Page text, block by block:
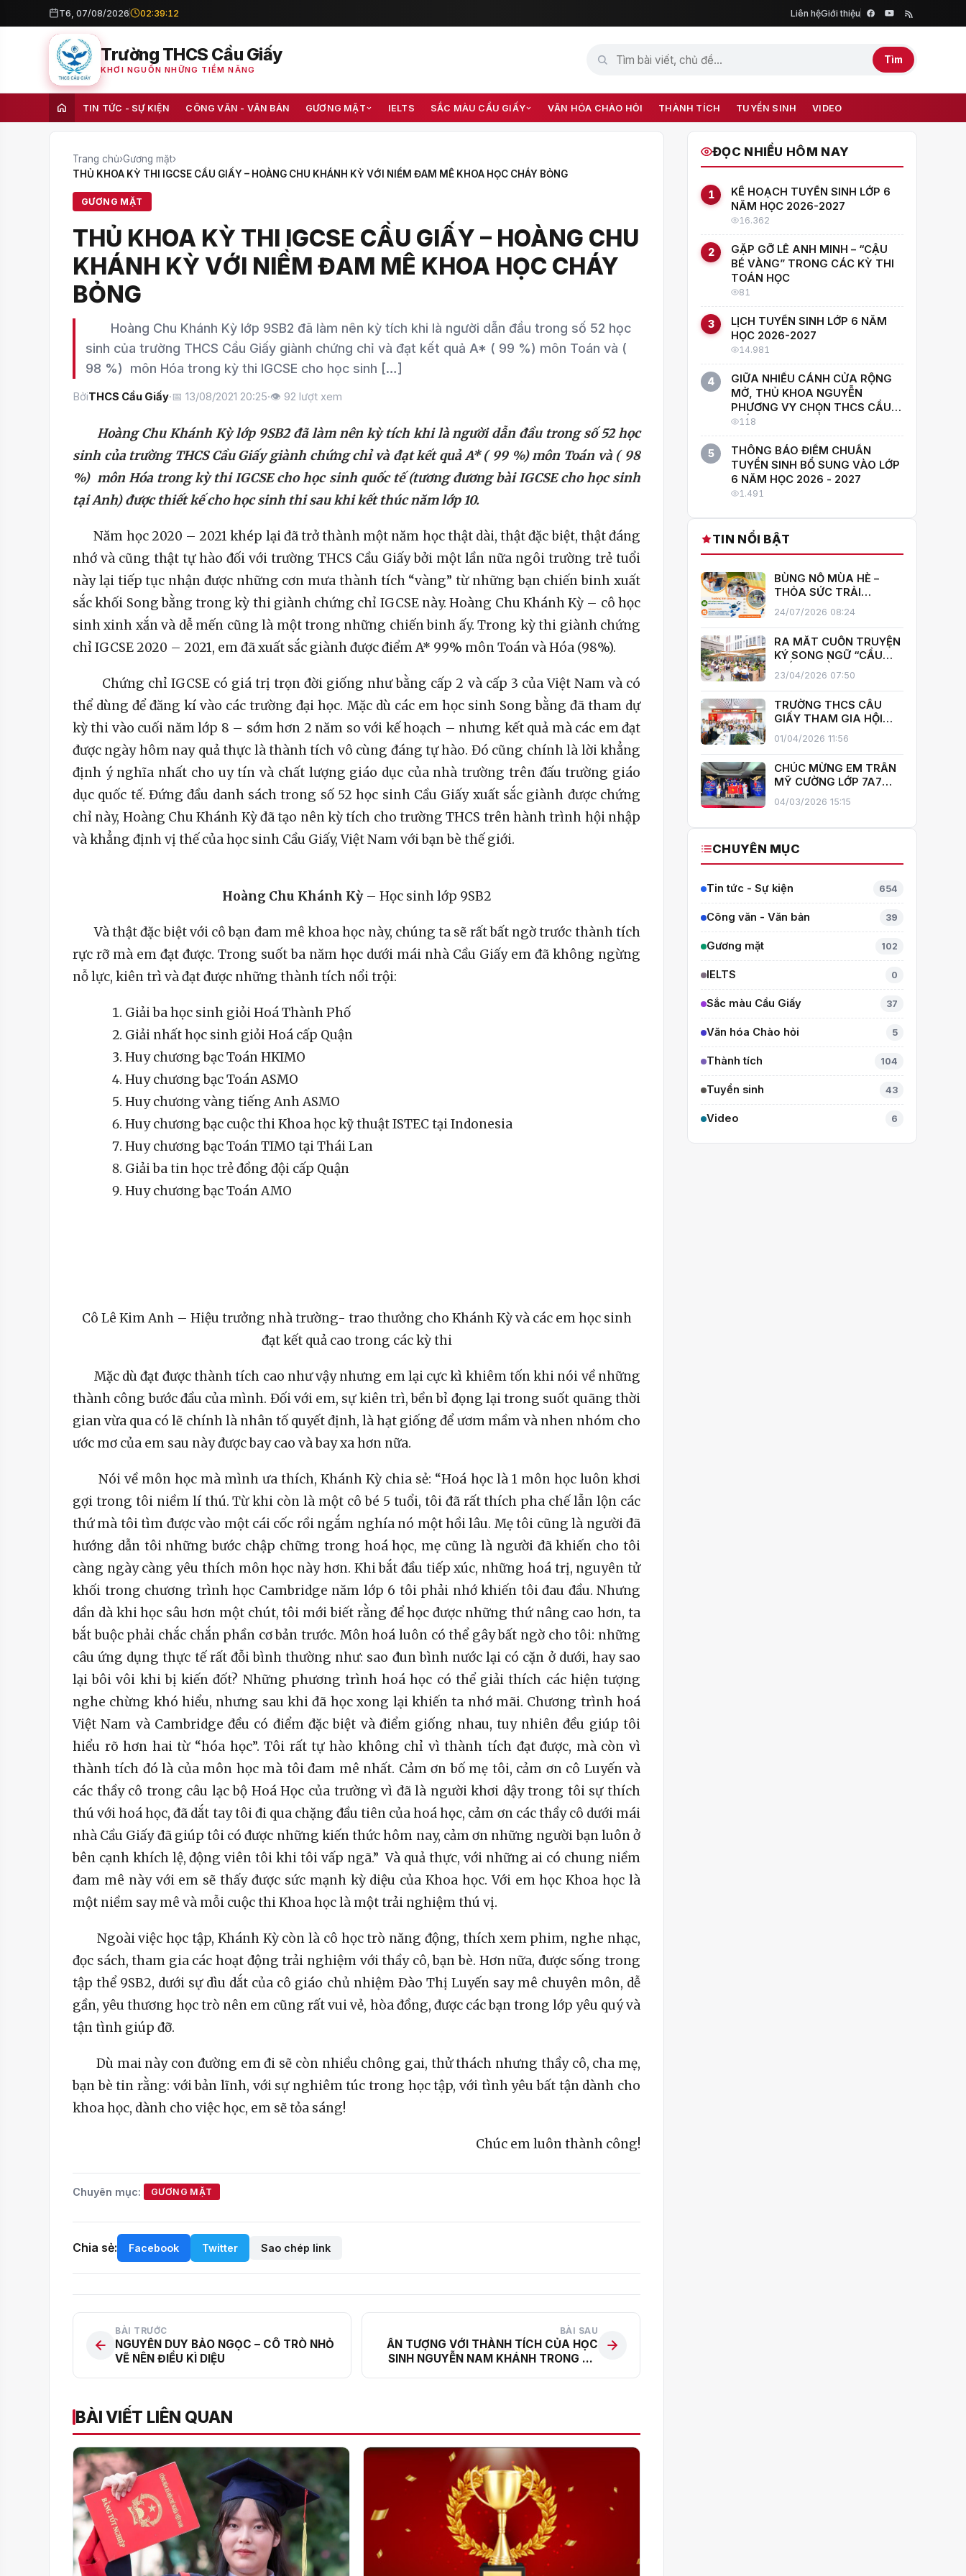
T6, 07/08/2026 02:39:13 Liên hệGiới thiệu
Trường THCS Cầu Giấy
KHƠI NGUỒN NHỮNG TIỀM NĂNG
Tìm
TIN TỨC - SỰ KIỆN CÔNG VĂN - VĂN BẢN GƯƠNG MẶT IELTS SẮC MÀU CẦU GIẤY VĂN HÓA CHÀO HỎI THÀNH TÍCH TUYỂN SINH VIDEO
Trang chủ›Gương mặt›
THỦ KHOA KỲ THI IGCSE CẦU GIẤY – HOÀNG CHU KHÁNH KỲ VỚI NIỀM ĐAM MÊ KHOA HỌC CHÁY BỎNG
GƯƠNG MẶT
THỦ KHOA KỲ THI IGCSE CẦU GIẤY – HOÀNG CHU
KHÁNH KỲ VỚI NIỀM ĐAM MÊ KHOA HỌC CHÁY
BỎNG
Hoàng Chu Khánh Kỳ lớp 9SB2 đã làm nên kỳ tích khi là người dẫn đầu trong số 52 học
sinh của trường THCS Cầu Giấy giành chứng chỉ và đạt kết quả A* ( 99 %) môn Toán và (
98 %) môn Hóa trong kỳ thi IGCSE cho học sinh […]
BởiTHCS Cầu Giấy·📅 13/08/2021 20:25·👁 92 lượt xem
Hoàng Chu Khánh Kỳ lớp 9SB2 đã làm nên kỳ tích khi là người dẫn đầu trong số 52 học
sinh của trường THCS Cầu Giấy giành chứng chỉ và đạt kết quả A* ( 99 %) môn Toán và ( 98
%) môn Hóa trong kỳ thi IGCSE cho học sinh quốc tế (tương đương bàiIGCSE cho học sinh
tại Anh) được thiết kế cho học sinh thi sau khi kết thúc năm lớp 10.
Năm học 2020 – 2021 khép lại đã trở thành một năm học thật dài, thật đặc biệt, thật đáng
nhớ và cũng thật tự hào đối với trường THCS Cầu Giấy bởi một lần nữa ngôi trường trẻ tuổi
này lại tiếp tục nhận được những cơn mưa thành tích “vàng” từ những bạn chiến binh xuất
sắc khối Song bằng trong kỳ thi giành chứng chỉ IGCSE này. Hoàng Chu Khánh Kỳ – cô học
sinh xinh xắn và dễ mến cũng là một trong những chiến binh ấy. Trong kỳ thi giành chứng
chỉ IGCSE 2020 – 2021, em đã xuất sắc giành được điểm A* 99% môn Toán và Hóa (98%).
Chứng chỉ IGCSE có giá trị trọn đời giống như bằng cấp 2 và cấp 3 của Việt Nam và có
thể dùng để đăng kí vào các trường đại học. Mặc dù các em học sinh Song bằng đã tham dự
kỳ thi vào cuối năm lớp 8 – sớm hơn 2 năm so với kế hoạch – nhưng kết quả mà các em đạt
được ngày hôm nay quả thực là thành tích vô cùng đáng tự hào. Đó cũng chính là lời khẳng
định ý nghĩa nhất cho uy tín và chất lượng giáo dục của nhà trường trên đấu trường giáo
dục quốc tế. Đứng đầu danh sách trong số 52 học sinh Cầu Giấy xuất sắc giành được chứng
chỉ này, Hoàng Chu Khánh Kỳ đã tạo nên kỳ tích cho trường THCS trên hành trình hội nhập
và khẳng định vị thế của học sinh Cầu Giấy, Việt Nam với bạn bè thế giới.
Hoàng Chu Khánh Kỳ– Học sinh lớp 9SB2
Và thật đặc biệt với cô bạn đam mê khoa học này, chúng ta sẽ rất bất ngờ trước thành tích
rực rỡ mà em đạt được. Trong suốt ba năm học dưới mái nhà Cầu Giấy em đã không ngừng
nỗ lực, kiên trì và đạt được những thành tích nổi trội:
Giải ba học sinh giỏi Hoá Thành Phố
Giải nhất học sinh giỏi Hoá cấp Quận
Huy chương bạc Toán HKIMO
Huy chương bạc Toán ASMO
Huy chương vàng tiếng Anh ASMO
Huy chương bạc cuộc thi Khoa học kỹ thuật ISTEC tại Indonesia
Huy chương bạc Toán TIMO tại Thái Lan
Giải ba tin học trẻ đồng đội cấp Quận
Huy chương bạc Toán AMO
Cô Lê Kim Anh – Hiệu trưởng nhà trường- trao thưởng cho Khánh Kỳ và các em học sinh
đạt kết quả cao trong các kỳ thi
Mặc dù đạt được thành tích cao như vậy nhưng em lại cực kì khiêm tốn khi nói về những
thành công bước đầu của mình. Đối với em, sự kiên trì, bền bỉ đọng lại trong suốt quãng thời
gian vừa qua có lẽ chính là nhân tố quyết định, là hạt giống để ươm mầm và nhen nhóm cho
ước mơ của em sau này được bay cao và bay xa hơn nữa.
Nói về môn học mà mình ưa thích, Khánh Kỳ chia sẻ: “Hoá học là 1 môn học luôn khơi
gợi trong tôi niềm lí thú. Từ khi còn là một cô bé 5 tuổi, tôi đã rất thích pha chế lẫn lộn các
thứ mà tôi tìm được vào một cái cốc rồi ngắm nghía nó một hồi lâu. Mẹ tôi cũng là người đã
hướng dẫn tôi những bước chập chững trong hoá học, mẹ cũng là người đã khiến cho tôi
càng ngày càng yêu thích môn học này hơn. Khi bắt đầu tiếp xúc, những hoá trị, nguyên tử
khối trong chương trình học Cambridge năm lớp 6 tôi phải nhớ khiến tôi đau đầu. Nhưng
dần dà khi học sâu hơn một chút, tôi mới biết rằng để học được những thứ nâng cao hơn, ta
bắt buộc phải chắc chắn phần cơ bản trước. Môn hoá luôn có thể gây bất ngờ cho tôi: những
câu ứng dụng thực tế rất đỗi bình thường như: sao đun bình nước lại có cặn ở dưới, hay sao
lại bôi vôi khi bị kiến đốt? Những phương trình hoá học có thể giải thích các hiện tượng
nghe chừng khó hiểu, nhưng sau khi đã học xong lại khiến ta nhớ mãi. Chương trình hoá
Việt Nam và Cambridge đều có điểm đặc biệt và điểm giống nhau, tuy nhiên đều giúp tôi
hiểu rõ hơn hai từ “hóa học”. Tôi rất tự hào không chỉ vì thành tích đạt được, mà còn vì
thành tích đó là của môn học mà tôi đam mê nhất. Cảm ơn bố mẹ tôi, cảm ơn cô Luyến và
các thầy cô trong câu lạc bộ Hoá Học của trường vì đã là người khơi dậy trong tôi sự thích
thú với hoá học, đã dắt tay tôi đi qua chặng đầu tiên của hoá học, cảm ơn các thầy cô dưới mái
nhà Cầu Giấy đã giúp tôi có được những kiến thức hôm nay, cảm ơn những người bạn luôn ở
bên cạnh khích lệ, động viên tôi khi tôi vấp ngã.” Và quả thực, với những ai có chung niềm
đam mê này với em sẽ thấy được sức mạnh kỳ diệu của Khoa học. Với em học Khoa học là
một niềm say mê và mỗi cuộc thi Khoa học là một trải nghiệm thú vị.
Ngoài việc học tập, Khánh Kỳ còn là cô học trò năng động, thích xem phim, nghe nhạc,
đọc sách, tham gia các hoạt động trải nghiệm với thầy cô, bạn bè. Hơn nữa, được sống trong
tập thể 9SB2, dưới sự dìu dắt của cô giáo chủ nhiệm Đào Thị Luyến say mê chuyên môn, dễ
gần, yêu thương học trò nên em cũng rất vui vẻ, hòa đồng, được các bạn trong lớp yêu quý và
tận tình giúp đỡ.
Dù mai này con đường em đi sẽ còn nhiều chông gai, thử thách nhưng thầy cô, cha mẹ,
bạn bè tin rằng: với bản lĩnh, với sự nghiêm túc trong học tập, với tình yêu bất tận dành cho
khoa học, dành cho việc học, em sẽ tỏa sáng!
Chúc em luôn thành công!
Chuyên mục: GƯƠNG MẶT
Chia sẻ: Facebook Twitter Sao chép link
BÀI TRƯỚC
NGUYỄN DUY BẢO NGỌC – CÔ TRÒ NHỎ
VẼ NÊN ĐIỀU KÌ DIỆU
BÀI SAU
ẤN TƯỢNG VỚI THÀNH TÍCH CỦA HỌC
SINH NGUYỄN NAM KHÁNH TRONG KỲ
BÀI VIẾT LIÊN QUAN
ĐỌC NHIỀU HÔM NAY
1
KẾ HOẠCH TUYỂN SINH LỚP 6
NĂM HỌC 2026-2027
16.362
2
GẶP GỠ LÊ ANH MINH – “CẬU
BÉ VÀNG” TRONG CÁC KỲ THI
TOÁN HỌC
81
3
LỊCH TUYỂN SINH LỚP 6 NĂM
HỌC 2026-2027
14.981
4
GIỮA NHIỀU CÁNH CỬA RỘNG
MỞ, THỦ KHOA NGUYỄN
PHƯƠNG VY CHỌN THCS CẦU
GIẤY: "CON MUỐN HỌC CÙNG
NHỮNG NGƯỜI GIỎI NHẤT!"
118
5
THÔNG BÁO ĐIỂM CHUẨN
TUYỂN SINH BỔ SUNG VÀO LỚP
6 NĂM HỌC 2026 - 2027
1.491
TIN NỔI BẬT
BÙNG NỔ MÙA HÈ –
THỎA SỨC TRẢI
NGHIỆM CÙNG CÂU
LẠC BỘ HÈ 2026
TRƯỜNG THCS CẦU
GIẤY!
24/07/2026 08:24
RA MẮT CUỐN TRUYỆN
KÝ SONG NGỮ “CẦU
GIẤY – MIỀN XANH NỞ
HOA”, KHÁNH THÀNH
THƯ VIỆN MỞ, LAN TOẢ
VĂN HOÁ ĐỌC
23/04/2026 07:50
TRƯỜNG THCS CẦU
GIẤY THAM GIA HỘI
THI GIÁO VIÊN DẠY GIỎI
CẤP TRUNG HỌC CƠ SỞ
PHƯỜNG YÊN HOÀ
01/04/2026 11:56
CHÚC MỪNG EM TRẦN
MỸ CƯỜNG LỚP 7A7
TỎA SÁNG TẠI THÁI
LAN – MANG VỀ HUY
04/03/2026 15:15
CHUYÊN MỤC
Tin tức - Sự kiện 654
Công văn - Văn bản 39
Gương mặt 102
IELTS 0
Sắc màu Cầu Giấy 37
Văn hóa Chào hỏi 5
Thành tích 104
Tuyển sinh 43
Video 6